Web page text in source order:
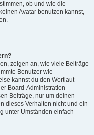
ob und wie die
Avatar benutzen kannst,
zeigen an, wie viele Beiträge
Benutzer wie
kannst du den Wortlaut
Board-Administration
Beiträge, nur um deinen
dieses Verhalten nicht und ein
unter Umständen einfach